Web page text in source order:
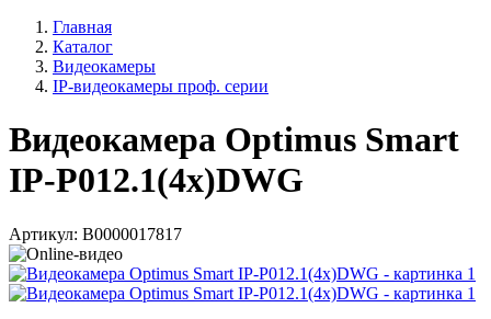
Главная
Каталог
Видеокамеры
IP-видеокамеры проф. серии
Видеокамера Optimus Smart
IP-P012.1(4x)DWG
Артикул: В0000017817